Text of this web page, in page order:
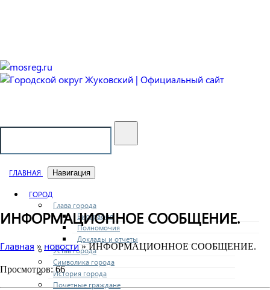
ГЛАВНАЯ Навигация
ГОРОД
Глава города
Биография
Полномочия
Доклады и отчеты
Устав города
Символика города
История города
Почетные граждане
ИНФОРМАЦИОННОЕ СООБЩЕНИЕ.
Главная » новости » ИНФОРМАЦИОННОЕ СООБЩЕНИЕ.
Просмотров: 66